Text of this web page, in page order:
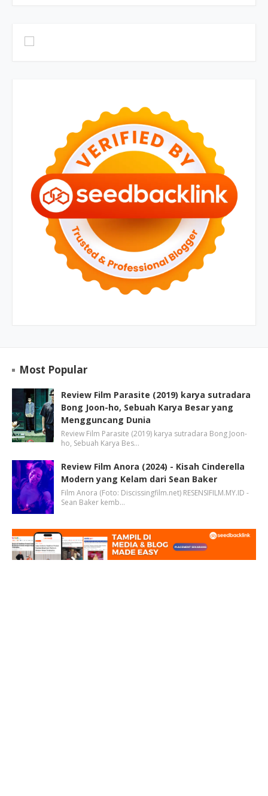
Most Popular
Review Film Parasite (2019) karya sutradara
Bong Joon-ho, Sebuah Karya Besar yang
Mengguncang Dunia
Review Film Parasite (2019) karya sutradara Bong Joon-
ho, Sebuah Karya Bes…
Review Film Anora (2024) - Kisah Cinderella
Modern yang Kelam dari Sean Baker
Film Anora (Foto: Discissingfilm.net) RESENSIFILM.MY.ID -
Sean Baker kemb…